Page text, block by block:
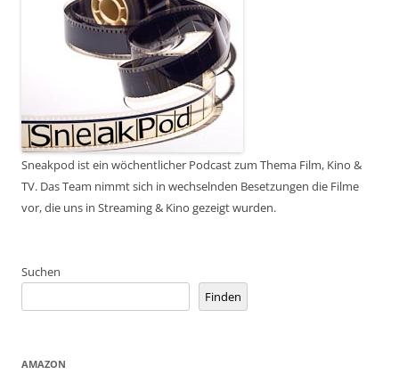
Sneakpod ist ein wöchentlicher Podcast zum Thema Film, Kino &
TV. Das Team nimmt sich in wechselnden Besetzungen die Filme
vor, die uns in Streaming & Kino gezeigt wurden.
Suchen
Finden
AMAZON